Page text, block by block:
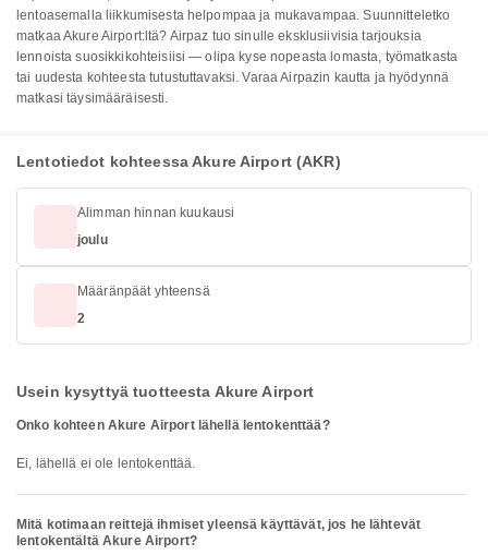
lentoasemalla liikkumisesta helpompaa ja mukavampaa. Suunnitteletko
matkaa Akure Airport:ltä? Airpaz tuo sinulle eksklusiivisia tarjouksia
lennoista suosikkikohteisiisi — olipa kyse nopeasta lomasta, työmatkasta
tai uudesta kohteesta tutustuttavaksi. Varaa Airpazin kautta ja hyödynnä
matkasi täysimääräisesti.
Lentotiedot kohteessa Akure Airport (AKR)
Alimman hinnan kuukausi
joulu
Määränpäät yhteensä
2
Usein kysyttyä tuotteesta Akure Airport
Onko kohteen Akure Airport lähellä lentokenttää?
Ei, lähellä ei ole lentokenttää.
Mitä kotimaan reittejä ihmiset yleensä käyttävät, jos he lähtevät
lentokentältä Akure Airport?